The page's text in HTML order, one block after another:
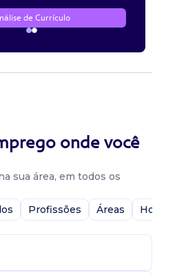
de Currículo
onde você
sua área, em todos os
Profissões Áreas Home-